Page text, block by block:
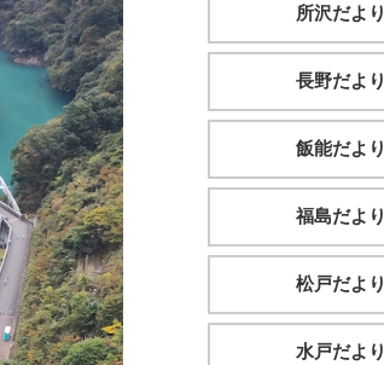
所沢だより
長野だより
飯能だより
福島だより
松戸だより
水戸だより